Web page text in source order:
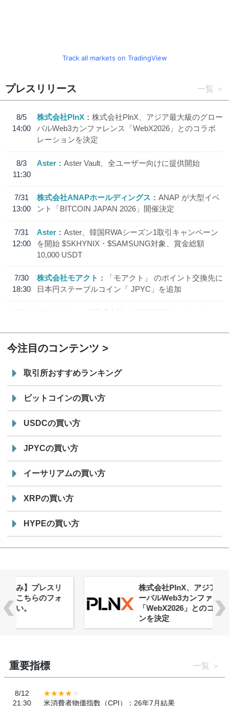
Track all markets on TradingView
プレスリリース 一覧
8/5
14:00
株式会社PlnX
株式会社PlnX、アジア最大級のグロー
バルWeb3カンファレンス「WebX2026」とのコラボ
レーションを決定
8/3
11:30
Aster Aster Vault、全ユーザー向けに提供開始
7/31
13:00
株式会社ANAPホールディングス
ANAP が大型イベ
ント「BITCOIN JAPAN 2026」開催決定
7/31
12:00
Aster
Aster、韓国RWAシーズン1取引キャンペーン
を開始 $SKHYNIX・$SAMSUNG対象、賞金総額
10,000 USDT
7/30
18:30
株式会社モアクト
「モアクト」 のポイント交換先に
日本円ステーブルコイン「 JPYC」を追加
7/29
SBI VCトレード株式会社
信託型円建てステーブル
今注目のコンテンツ
取引所おすすめランキング
ビットコインの買い方
USDCの買い方
JPYCの買い方
イーサリアムの買い方
XRPの買い方
HYPEの買い方
株式会社PlnX、アジア最大級のグロ
ーバルWeb3カンファレンス
「WebX2026」とのコラボレーショ
重要指標 一覧
8/12
21:30
米消費者物価指数（CPI）：26年7月結果